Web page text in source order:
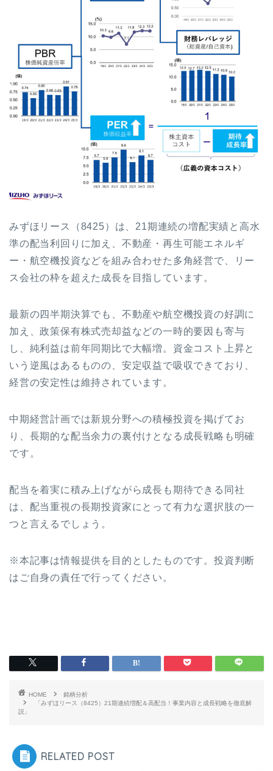
みずほリース（8425）は、21期連続の増配実績と高水
準の配当利回りに加え、不動産・再生可能エネルギ
ー・航空機投資などを組み合わせた多角経営で、リー
ス会社の枠を超えた成長を目指しています。
最新の四半期決算でも、不動産や航空機投資の好調に
加え、政策保有株式売却益などの一時的要因も寄与
し、純利益は前年同期比で大幅増。資金コスト上昇と
いう逆風はあるものの、安定収益で吸収できており、
経営の安定性は維持されています。
中期経営計画では新規分野への積極投資を掲げてお
り、長期的な配当余力の裏付けとなる成長戦略も明確
です。
配当を着実に積み上げながら成長も期待できる同社
は、配当重視の長期投資家にとって有力な選択肢の一
つと言えるでしょう。
※本記事は情報提供を目的としたものです。投資判断
はご自身の責任で行ってください。
HOME
銘柄分析
「みずほリース（8425）21期連続増配＆高配当！事業内容と成長戦略を徹底解
説」
RELATED POST